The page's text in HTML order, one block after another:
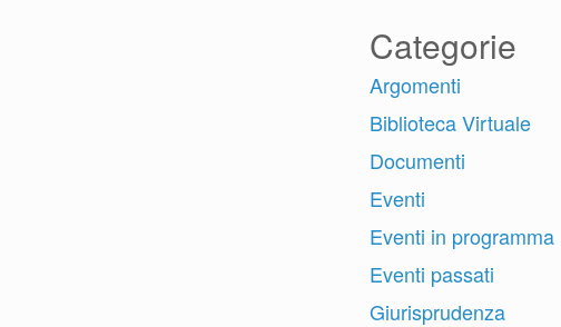
Categorie
Argomenti
Biblioteca Virtuale
Documenti
Eventi
Eventi in programma
Eventi passati
Giurisprudenza